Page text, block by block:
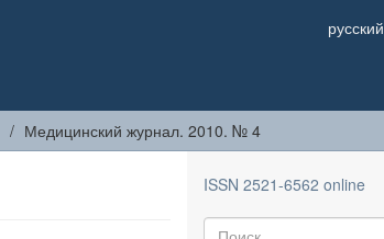
русский
Медицинский журнал. 2010. № 4
ISSN 2521-6562 online